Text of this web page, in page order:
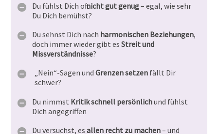
Du fühlst Dich oftnicht gut genug– egal, wie sehr
Du Dich bemühst?
Du sehnst Dich nach harmonischen Beziehungen,
doch immer wieder gibt es Streit und
Missverständnisse?
„Nein“-Sagen und Grenzen setzen fällt Dir
schwer?
Du nimmst Kritik schnell persönlichund fühlst
Dich angegriffen
Du versuchst, es allen recht zu machen– und